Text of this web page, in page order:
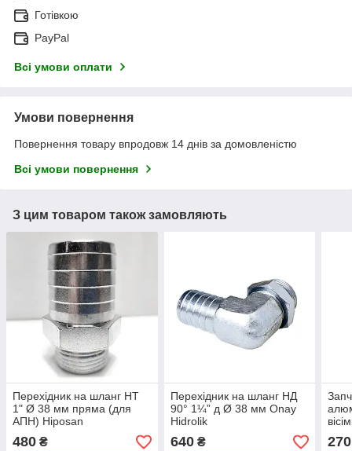
Готівкою
PayPal
Всі умови оплати
Умови повернення
Повернення товару впродовж 14 днів за домовленістю
Всі умови повернення
З цим товаром також замовляють
Перехідник на шланг НТ
1" Ø 38 мм пряма (для
АПН) Hiposan
480 ₴
Перехідник на шланг НД
90° 1¼” д Ø 38 мм Onay
Hidrolik
640₴ 270